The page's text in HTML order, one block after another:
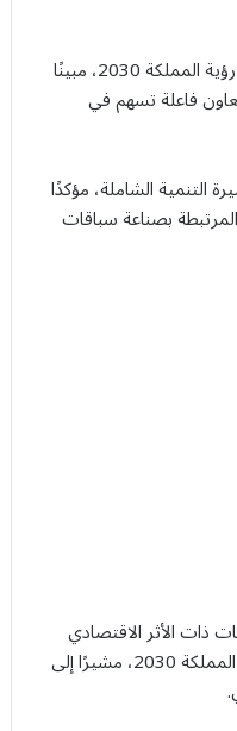
وأكد حرص النادي على بناء الشراكات الإستراتيجية ومواءمة الجهود المبذولة لتحقيق مستهدفات رؤية المملكة 2030، مبينًا
فاعلة تسهم في
التنمية الشاملة، مؤكدًا
بصناعة سباقات
ذات الأثر الاقتصادي
والاجتماعي المستدام، وتوسيع نطاق الشراكات التنموية التي تسهم في تحقيق مستهدفات رؤية المملكة 2030، مشيرًا إلى